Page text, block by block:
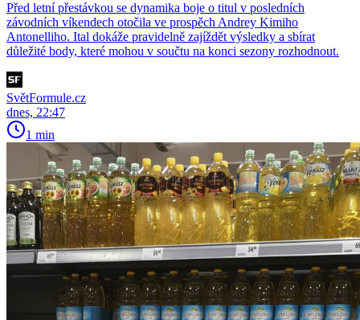
Před letní přestávkou se dynamika boje o titul v posledních
závodních víkendech otočila ve prospěch Andrey Kimiho
Antonelliho. Ital dokáže pravidelně zajíždět výsledky a sbírat
důležité body, které mohou v součtu na konci sezony rozhodnout.
SvětFormule.cz
dnes, 22:47
1 min